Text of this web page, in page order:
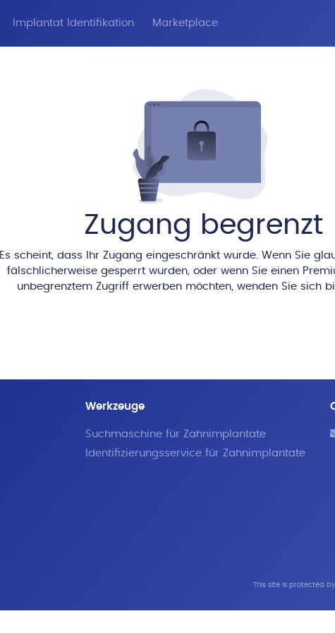
Implantat Identifikation Marketplace
Zugang begrenzt
Es scheint, dass Ihr Zugang eingeschränkt wurde. Wenn Sie
fälschlicherweise gesperrt wurden, oder wenn Sie einen
unbegrenztem Zugriff erwerben möchten, wenden Sie sich
Werkzeuge
Suchmaschine für Zahnimplantate
Identifizierungsservice für Zahnimplantate
This site is protected